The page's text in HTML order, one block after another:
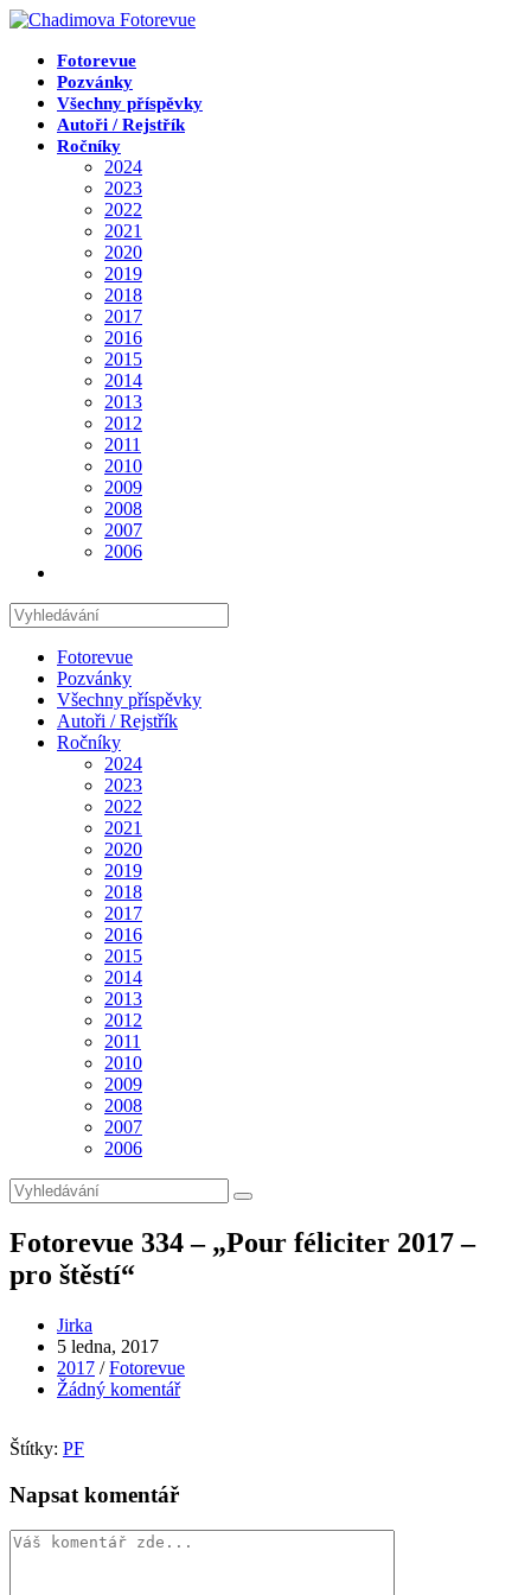
Přejít
obsahuFotorevue
Pozvánky
Všechny příspěvky
Autoři / Rejstřík
Ročníky
2024
2023
2022
2021
2020
2019
2018
2017
2016
2015
2014
2013
2012
2011
2010
2009
2008
2007
2006
Hledat
na
stránceFotorevue
Pozvánky
Všechny příspěvky
Autoři / Rejstřík
Ročníky
2024
2023
2022
2021
2020
2019
2018
2017
2016
2015
2014
2013
2012
2011
2010
2009
2008
2007
2006
Fotorevue 334 – „Pour féliciter 2017 –
pro štěstí“
Autor
příspěvku
Jirka
Příspěvek
byl
publikován
5 ledna, 2017
Rubriky
příspěvku
2017 / Fotorevue
Komentáře
Žádný komentář
Štítky: PF
Napsat komentář
Komentář